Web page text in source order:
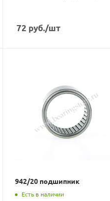
72 руб./шт
942/20 подшипник
Есть в наличии